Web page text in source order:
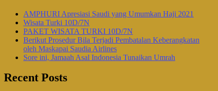
AMPHURI Apresiasi Saudi yang Umumkan Haji 2021
Wisata Turki 10D/7N
PAKET WISATA TURKI 10D/7N
Berikut Prosedur Bila Terjadi Pembatalan Keberangkatan
oleh Maskapai Saudia Airlines
Sore ini, Jamaah Asal Indonesia Tunaikan Umrah
Recent Posts